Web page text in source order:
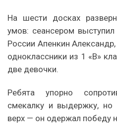
На шести досках
умов: сеансером
России Апенкин
одноклассники из 1 «В»
две девочки.
Ребята упорно
смекалку и выдержку, но
верх — он одержал победу